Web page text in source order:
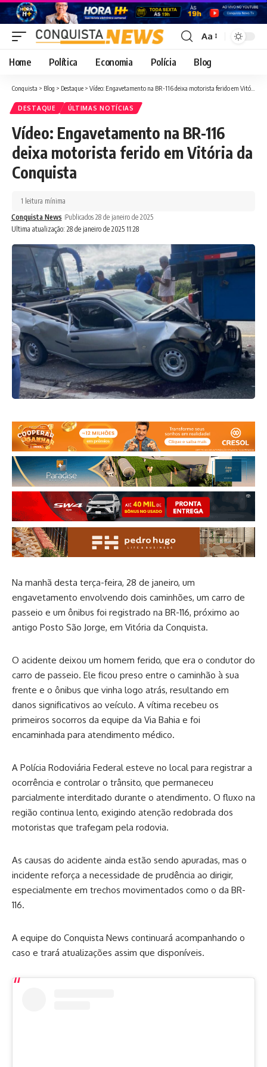
Font
Resizer
Aa
Home Política Economia Polícia Blog
Conquista > Blog > Destaque > Vídeo: Engavetamento na BR-116 deixa motorista ferido em Vitória da Conquista
DESTAQUE ÚLTIMAS NOTÍCIAS
Vídeo: Engavetamento na BR-116
deixa motorista ferido em Vitória da
Conquista
Ultima atualização: 28 de janeiro de 2025 11:28
Conquista News Publicados 28 de janeiro de 2025
1 leitura mínima
Na manhã desta terça-feira, 28 de janeiro, um
engavetamento envolvendo dois caminhões, um carro de
passeio e um ônibus foi registrado na BR-116, próximo ao
antigo Posto São Jorge, em Vitória da Conquista.
O acidente deixou um homem ferido, que era o condutor do
carro de passeio. Ele ficou preso entre o caminhão à sua
frente e o ônibus que vinha logo atrás, resultando em
danos significativos ao veículo. A vítima recebeu os
primeiros socorros da equipe da Via Bahia e foi
encaminhada para atendimento médico.
A Polícia Rodoviária Federal esteve no local para registrar a
ocorrência e controlar o trânsito, que permaneceu
parcialmente interditado durante o atendimento. O fluxo na
região continua lento, exigindo atenção redobrada dos
motoristas que trafegam pela rodovia.
As causas do acidente ainda estão sendo apuradas, mas o
incidente reforça a necessidade de prudência ao dirigir,
especialmente em trechos movimentados como o da BR-
116.
A equipe do Conquista News continuará acompanhando o
caso e trará atualizações assim que disponíveis.